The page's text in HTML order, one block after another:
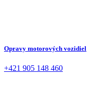
Opravy motorových vozidiel
+421 905 148 460